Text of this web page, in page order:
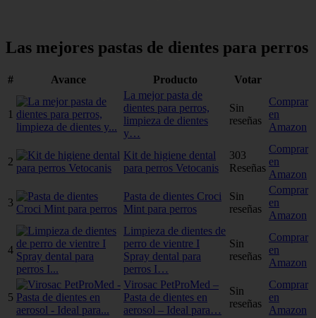
Las mejores pastas de dientes para perros
# Avance Producto Votar
1
La mejor pasta de
dientes para perros,
limpieza de dientes
y…
Sin
reseñas
Comprar
en
Amazon
2
Kit de higiene dental
para perros Vetocanis
303
Reseñas
Comprar
en
Amazon
3
Pasta de dientes Croci
Mint para perros
Sin
reseñas
Comprar
en
Amazon
4
Limpieza de dientes de
perro de vientre I
Spray dental para
perros I…
Sin
reseñas
Comprar
en
Amazon
5
Virosac PetProMed –
Pasta de dientes en
aerosol – Ideal para…
Sin
reseñas
Comprar
en
Amazon